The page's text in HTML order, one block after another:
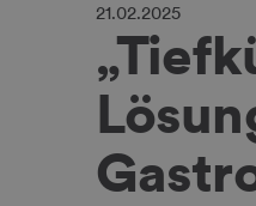
21.02.2025